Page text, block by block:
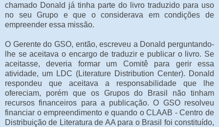
chamado Donald já tinha parte do livro traduzido para uso
no seu Grupo e que o considerava em condições de
empreender essa missão.
O Gerente do GSO, então, escreveu a Donald perguntando-
lhe se aceitava o encargo de traduzir e publicar o livro. Se
aceitasse, deveria formar um Comitê para gerir essa
atividade, um LDC (Literature Distribution Center). Donald
respondeu que aceitava a responsabilidade que lhe
ofereciam, porém que os Grupos do Brasil não tinham
recursos financeiros para a publicação. O GSO resolveu
financiar o empreendimento e quando o CLAAB - Centro de
Distribuição de Literatura de AA para o Brasil foi constituído,